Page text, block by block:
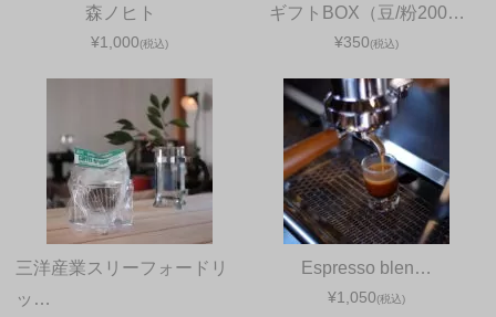
森ノヒト
¥1,000(税込)
ギフトBOX（豆/粉200…
¥350(税込)
三洋産業スリーフォードリ
ッ…
Espresso blen…
¥1,050(税込)